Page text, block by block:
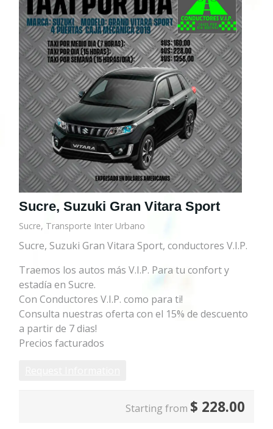
Sucre, Suzuki Gran Vitara Sport
Sucre, Transporte Inter Urbano
Sucre, Suzuki Gran Vitara Sport, conductores V.I.P.
Traemos los autos más V.I.P. Para tu confort y
estadía en Sucre.
Con Conductores V.I.P. como para ti!
Consulta nuestras oferta con el 15% de descuento
a partir de 7 dias!
Precios facturados
Starting from $ 228.00